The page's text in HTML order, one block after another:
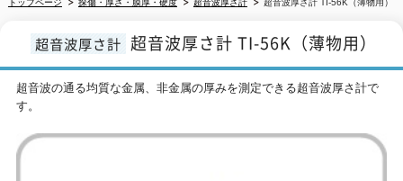
超音波厚さ計 超音波厚さ計 TI-56K（薄物用）
超音波の通る均質な金属、非金属の厚みを測定できる超音波厚さ計で
す。